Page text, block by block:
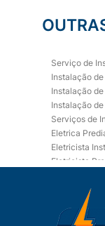
Serviço de
Instalação
Instalação
Instalação
Serviços de
Eletrica
Eletricista
Eletricista
Eletricista
Eletricista
Eletricistas